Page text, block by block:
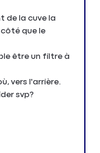
de la cuve la
que le
être un filtre à
vers l'arrière.
svp?